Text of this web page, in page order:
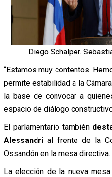
Diego Schalper.
“Estamos muy contentos.
permite estabilidad a la
la base de convocar a
espacio de diálogo
El parlamentario también
Alessandrial frente de la
Ossandón en la mesa directiva.
La elección de la nueva